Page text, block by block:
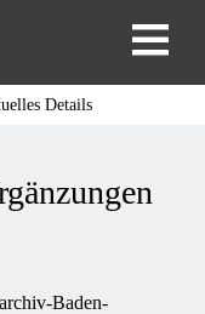
Details
Baden-